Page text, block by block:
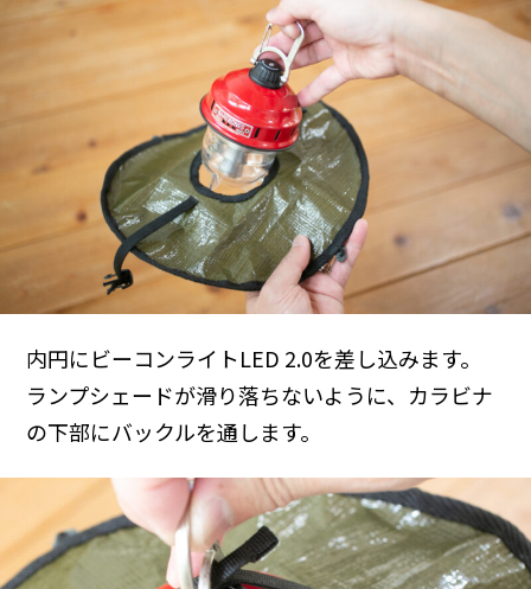
内円にビーコンライトLED 2.0を差し込みます。
ランプシェードが滑り落ちないように、カラビナ
の下部にバックルを通します。